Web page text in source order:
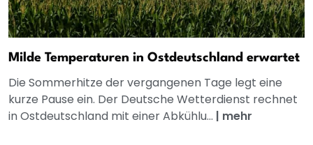
Milde Temperaturen in Ostdeutschland erwartet
Die Sommerhitze der vergangenen Tage legt eine
kurze Pause ein. Der Deutsche Wetterdienst rechnet
in Ostdeutschland mit einer Abkühlu... | mehr